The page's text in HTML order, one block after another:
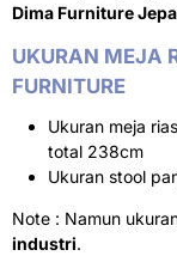
Dima Furniture
UKURAN MEJA
FURNITURE
Ukuran meja
total 238cm
Ukuran stool
Note : Namun
industri.